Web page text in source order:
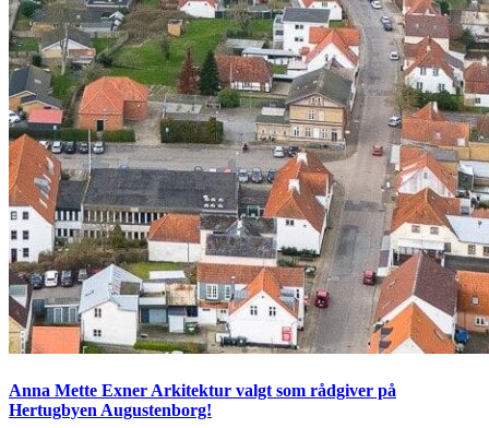
Anna Mette Exner Arkitektur valgt som rådgiver på
Hertugbyen Augustenborg!